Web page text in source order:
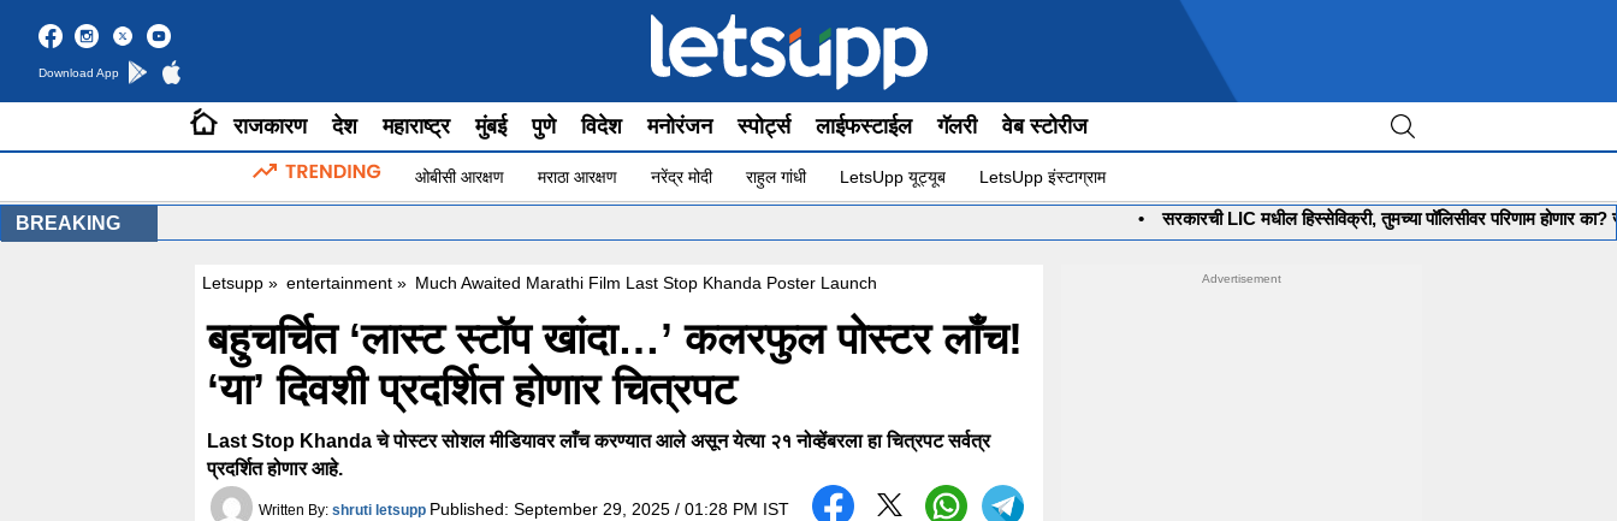
Download App
राजकारण देश महाराष्ट्र मुंबई पुणे विदेश मनोरंजन स्पोर्ट्स लाईफस्टाईल गॅलरी वेब स्टोरीज
ओबीसी आरक्षण मराठा आरक्षण नरेंद्र मोदी राहुल गांधी LetsUpp यूट्यूब LetsUpp इंस्टाग्राम
BREAKING सरकारची LIC मधील हिस्सेविक्री, तुमच्या पॉलिसीवर परिणाम होणार का? जाणून घ्या
Letsupp » entertainment » Much Awaited Marathi Film Last Stop Khanda Poster Launch
बहुचर्चित ‘लास्ट स्टॉप खांदा…’ कलरफुल पोस्टर लाँच!
‘या’ दिवशी प्रदर्शित होणार चित्रपट
Last Stop Khanda चे पोस्टर सोशल मीडियावर लाँच करण्यात आले असून येत्या २१ नोव्हेंबरला हा चित्रपट सर्वत्र
प्रदर्शित होणार आहे.
Written By: shruti letsupp Published: September 29, 2025 / 01:28 PM IST